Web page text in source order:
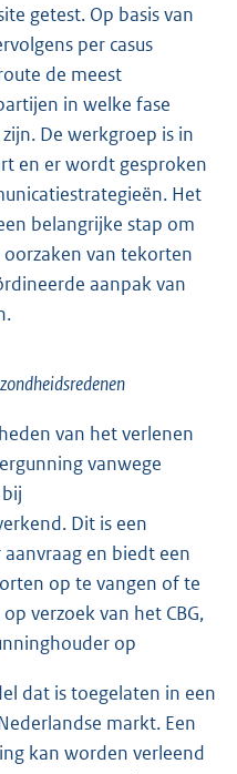
getest. Op basis van
per casus
de meest
in welke fase
De werkgroep is in
en er wordt gesproken
Het
belangrijke stap om
van tekorten
aanpak van
van het verlenen
vanwege
Dit is een
en biedt een
op te vangen of te
verzoek van het CBG,
op
dat is toegelaten in een
markt. Een
kan worden verleend